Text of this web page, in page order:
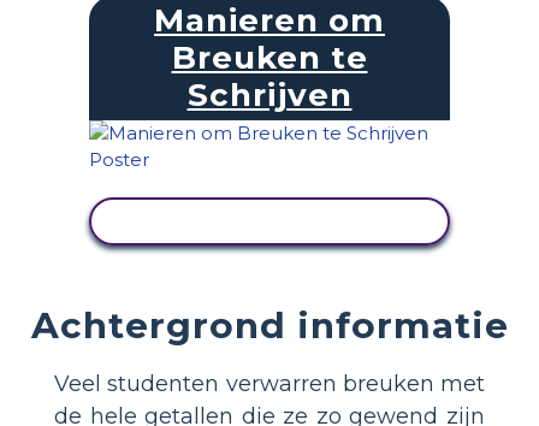
Manieren om
Breuken te
Schrijven
Achtergrond informatie
Veel studenten verwarren breuken met
de hele getallen die ze zo gewend zijn